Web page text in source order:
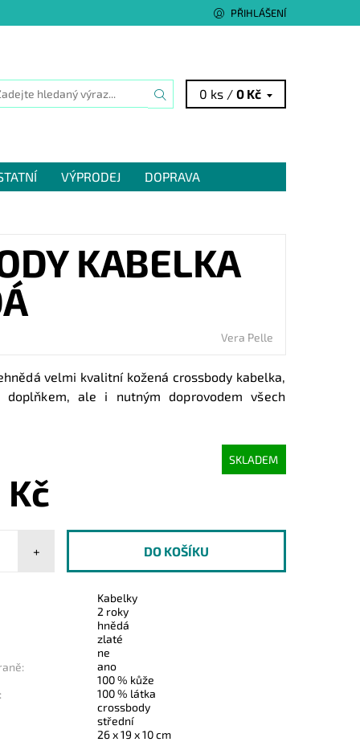
PŘIHLÁŠENÍ
0 ks /0 Kč
VÝPRODEJ DOPRAVA
KABELKA
Vera Pelle
velmi kvalitní kožená crossbody kabelka,
ale i nutným doprovodem všech
SKLADEM
+
Kabelky
2 roky
hnědá
zlaté
ne
ano
100 % kůže
100 % látka
crossbody
střední
26 x 19 x 10 cm